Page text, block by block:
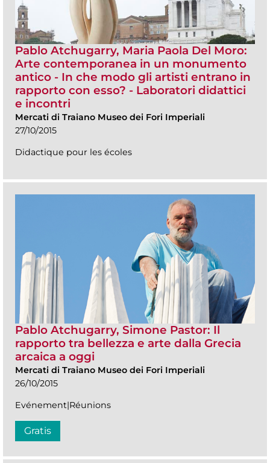
Pablo Atchugarry, Maria Paola Del Moro:
Arte contemporanea in un monumento
antico - In che modo gli artisti entrano in
rapporto con esso? - Laboratori didattici
e incontri
Mercati di Traiano Museo dei Fori Imperiali
27/10/2015
Didactique pour les écoles
Pablo Atchugarry, Simone Pastor: Il
rapporto tra bellezza e arte dalla Grecia
arcaica a oggi
Mercati di Traiano Museo dei Fori Imperiali
26/10/2015
Evénement|Réunions
Gratis